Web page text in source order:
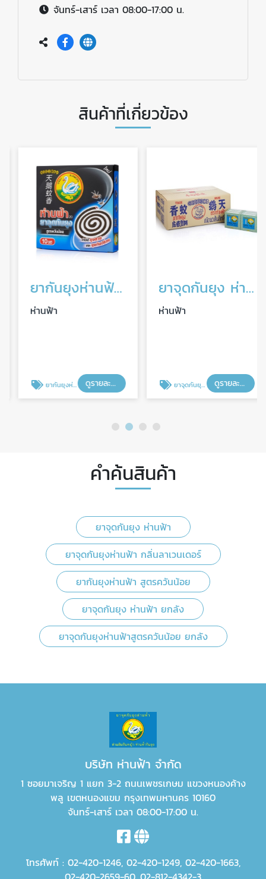
จันทร์-เสาร์ เวลา 08:00-17:00 น.
สินค้าที่เกี่ยวข้อง
ยากันยุงห่านฟ้า สูตรควันน้อย
ห่านฟ้า
ยากันยุงห่านฟ้า สูตรควันน้อย ดูรายละเอียด
ยาจุดกันยุง ห่านฟ้า ยกลัง
ห่านฟ้า
ยาจุดกันยุง ห่านฟ้า ยกลัง ดูรายละเอียด
คำค้นสินค้า
ยาจุดกันยุง ห่านฟ้า
ยาจุดกันยุงห่านฟ้า กลิ่นลาเวนเดอร์
ยากันยุงห่านฟ้า สูตรควันน้อย
ยาจุดกันยุง ห่านฟ้า ยกลัง
ยาจุดกันยุงห่านฟ้าสูตรควันน้อย ยกลัง
บริษัท ห่านฟ้า จำกัด
1 ซอยมาเจริญ 1 แยก 3-2 ถนนเพชรเกษม แขวงหนองค้าง
พลู เขตหนองแขม กรุงเทพมหานคร 10160
จันทร์-เสาร์ เวลา 08:00-17:00 น.
โทรศัพท์ : 02-420-1246, 02-420-1249, 02-420-1663,